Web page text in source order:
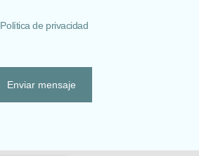
Política de privacidad
Enviar mensaje